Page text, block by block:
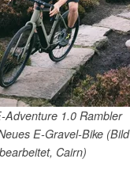
Adventure 1.0 Rambler
E-Gravel-Bike (Bild
bearbeitet, Cairn)